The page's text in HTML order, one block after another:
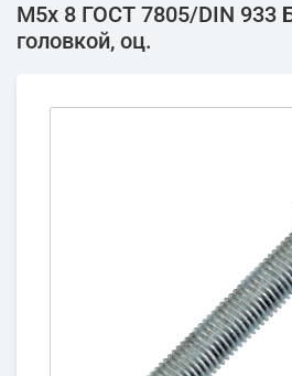
М5х 8 ГОСТ 7805/DIN 933
головкой, оц.